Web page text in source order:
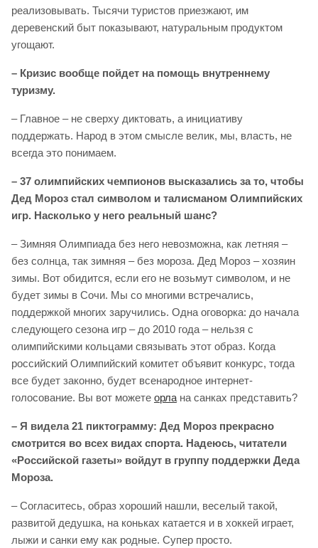
реализовывать. Тысячи туристов приезжают, им
деревенский быт показывают, натуральным продуктом
угощают.
– Кризис вообще пойдет на помощь внутреннему
туризму.
– Главное – не сверху диктовать, а инициативу
поддержать. Народ в этом смысле велик, мы, власть, не
всегда это понимаем.
– 37 олимпийских чемпионов высказались за то, чтобы
Дед Мороз стал символом и талисманом Олимпийских
игр. Насколько у него реальный шанс?
– Зимняя Олимпиада без него невозможна, как летняя –
без солнца, так зимняя – без мороза. Дед Мороз – хозяин
зимы. Вот обидится, если его не возьмут символом, и не
будет зимы в Сочи. Мы со многими встречались,
поддержкой многих заручились. Одна оговорка: до начала
следующего сезона игр – до 2010 года – нельзя с
олимпийскими кольцами связывать этот образ. Когда
российский Олимпийский комитет объявит конкурс, тогда
все будет законно, будет всенародное интернет-
голосование. Вы вот можете орла на санках представить?
– Я видела 21 пиктограмму: Дед Мороз прекрасно
смотрится во всех видах спорта. Надеюсь, читатели
«Российской газеты» войдут в группу поддержки Деда
Мороза.
– Согласитесь, образ хороший нашли, веселый такой,
развитой дедушка, на коньках катается и в хоккей играет,
лыжи и санки ему как родные. Супер просто.